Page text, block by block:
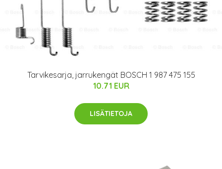
Tarvikesarja, jarrukengät BOSCH 1 987 475 155
10.71 EUR
LISÄTIETOJA